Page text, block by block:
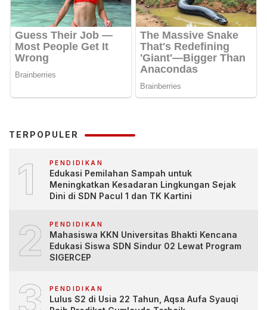
TERPOPULER
1 PENDIDIKAN
Edukasi Pemilahan Sampah untuk
Meningkatkan Kesadaran Lingkungan Sejak
Dini di SDN Pacul 1 dan TK Kartini
2 PENDIDIKAN
Mahasiswa KKN Universitas Bhakti Kencana
Edukasi Siswa SDN Sindur 02 Lewat Program
SIGERCEP
3 PENDIDIKAN
Lulus S2 di Usia 22 Tahun, Aqsa Aufa Syauqi